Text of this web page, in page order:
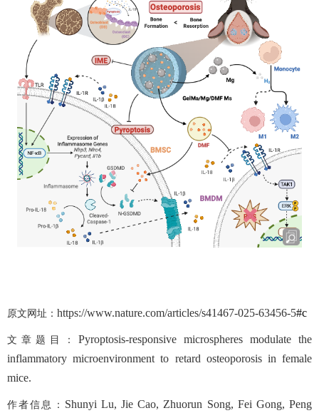
原文网址： https://www.nature.com/articles/s41467-025-63456-5#c
文章题目： Pyroptosis-responsive microspheres modulate the
inflammatory microenvironment to retard osteoporosis in female
mice.
作者信息： Shunyi Lu, Jie Cao, Zhuorun Song, Fei Gong, Peng